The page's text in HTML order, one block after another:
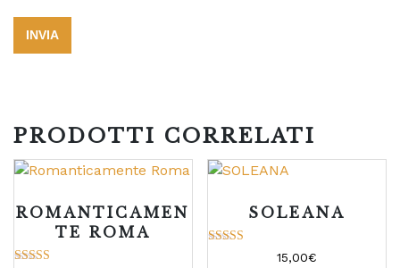
PRODOTTI CORRELATI
ROMANTICAMEN
TE ROMA
SOLEANA
15,00€